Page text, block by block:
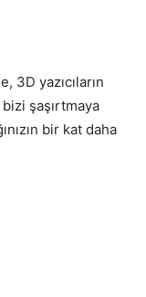
3D yazıcıların
şaşırtmaya
bir kat daha